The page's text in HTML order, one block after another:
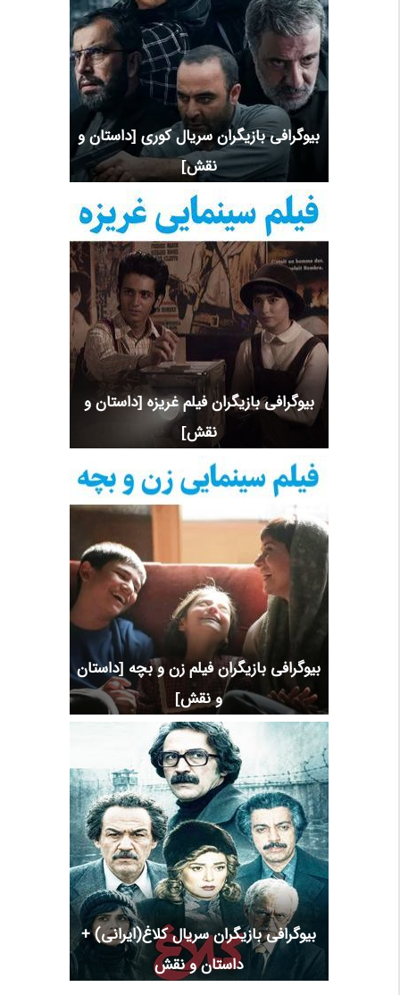
بیوگرافی بازیگران سریال کوری [داستان و
نقش]
بیوگرافی بازیگران فیلم غریزه [داستان و
نقش]
بیوگرافی بازیگران فیلم زن و بچه [داستان
و نقش]
بیوگرافی بازیگران سریال کلاغ(ایرانی) +
داستان و نقش